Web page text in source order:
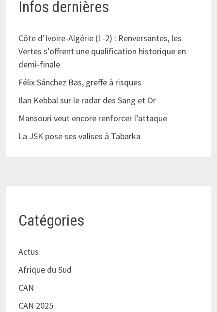
Infos dernières
Côte d’Ivoire-Algérie (1-2) : Renversantes, les
Vertes s’offrent une qualification historique en
demi-finale
Félix Sánchez Bas, greffe à risques
Ilan Kebbal sur le radar des Sang et Or
Mansouri veut encore renforcer l’attaque
La JSK pose ses valises à Tabarka
Catégories
Actus
Afrique du Sud
CAN
CAN 2025